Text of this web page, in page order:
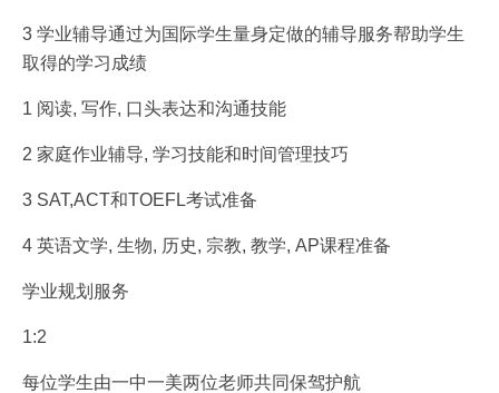
3 学业辅导通过为国际学生量身定做的辅导服务帮助学生
取得的学习成绩
1 阅读, 写作, 口头表达和沟通技能
2 家庭作业辅导, 学习技能和时间管理技巧
3 SAT,ACT和TOEFL考试准备
4 英语文学, 生物, 历史, 宗教, 教学, AP课程准备
学业规划服务
1:2
每位学生由一中一美两位老师共同保驾护航